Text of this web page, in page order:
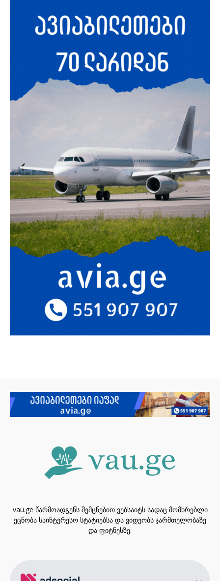
vau.ge წარმოადგენს შემცნებით ვებსაიტს სადაც მომხრებლი
ეცნობა საინტერესო სტატიებსა და ვიდეობს ჯარმთელობაზე
და ფიტნესზე.